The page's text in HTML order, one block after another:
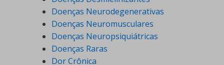
Doenças Neurodegenerativas
Doenças Neuromusculares
Doenças Neuropsiquiátricas
Doenças Raras
Dor Crônica